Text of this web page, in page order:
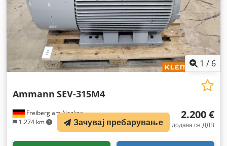
1 / 6
Freiberg am Neckar
1.274 km
Ammann SEV-315M4
2.200 €
фиксна цена додава се ДДВ
Зачувај пребарување